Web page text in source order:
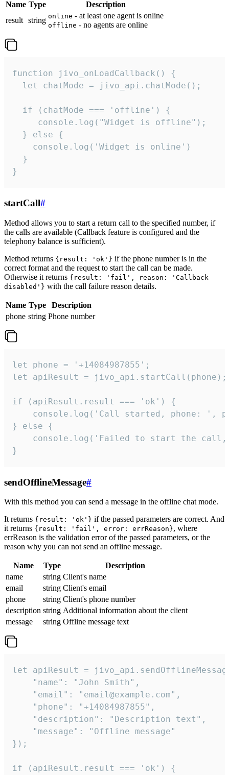
Name Type
Description
result string online - at least one agent is online
offline - no agents are online
function jivo_onLoadCallback() {
  let chatMode = jivo_api.chatMode();
  if (chatMode === 'offline') {
     console.log("Widget is offline");
  } else {
    console.log('Widget is online')
  }
}
startCall#
Method allows you to start a return call to the specified number, if
the calls are available (Callback feature is configured and the
telephony balance is sufficient).
Method returns {result: 'ok'} if the phone number is in the
correct format and the request to start the call can be made.
Otherwise it returns {result: 'fail', reason: 'Callback
disabled'} with the call failure reason details.
Name Type
Description
phone string Phone number
let phone = '+14084987855';
let apiResult = jivo_api.startCall(phone);
if (apiResult.result === 'ok') {
console.log('Call started, phone: ',
} else {
console.log('Failed to start the
}
sendOfflineMessage#
With this method you can send a message in the offline chat mode.
It returns {result: 'ok'} if the passed parameters are correct. And
it returns {result: 'fail', error: errReason}, where
errReason is the validation error of the passed parameters, or the
reason why you can not send an offline message.
Name Type
Description
name
string Client's name
email
string Client's email
phone
string Client's phone number
description string Additional information about the client
message
string Offline message text
let apiResult =
    "name": "John Smith",
    "email": "email@example.com",
    "phone": "+14084987855",
    "description": "Description text",
    "message": "Offline message"
});
if (apiResult.result === 'ok') {